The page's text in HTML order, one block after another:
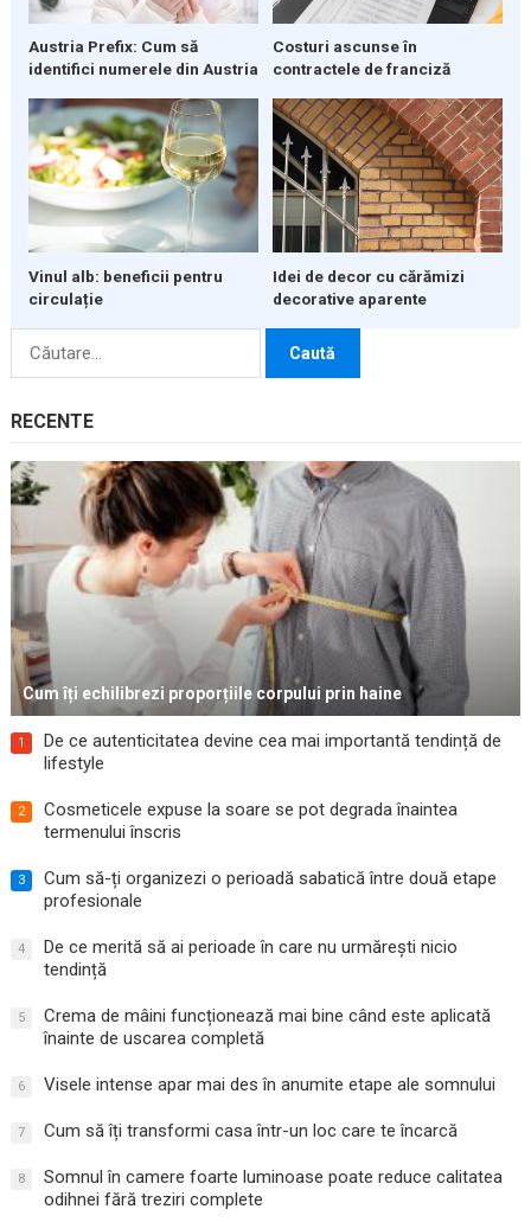
Austria Prefix: Cum să
identifici numerele din Austria
Costuri ascunse în
contractele de franciză
Vinul alb: beneficii pentru
circulație
Idei de decor cu cărămizi
decorative aparente
Caută
RECENTE
Cum îți echilibrezi proporțiile corpului prin haine
1
De ce autenticitatea devine cea mai importantă tendință de
lifestyle
2
Cosmeticele expuse la soare se pot degrada înaintea
termenului înscris
3
Cum să-ți organizezi o perioadă sabatică între două etape
profesionale
4
De ce merită să ai perioade în care nu urmărești nicio
tendință
5
Crema de mâini funcționează mai bine când este aplicată
înainte de uscarea completă
6 Visele intense apar mai des în anumite etape ale somnului
7 Cum să îți transformi casa într-un loc care te încarcă
8
Somnul în camere foarte luminoase poate reduce calitatea
odihnei fără treziri complete